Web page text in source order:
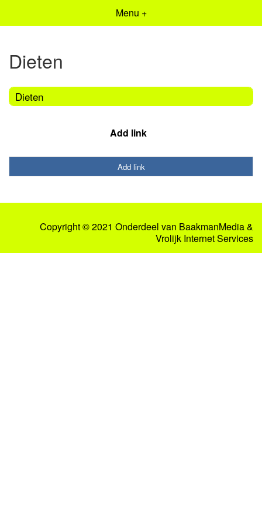
Menu +
Dieten
Dieten
Add link
Add link
Copyright © 2021 Onderdeel van BaakmanMedia&
Vrolijk Internet Services